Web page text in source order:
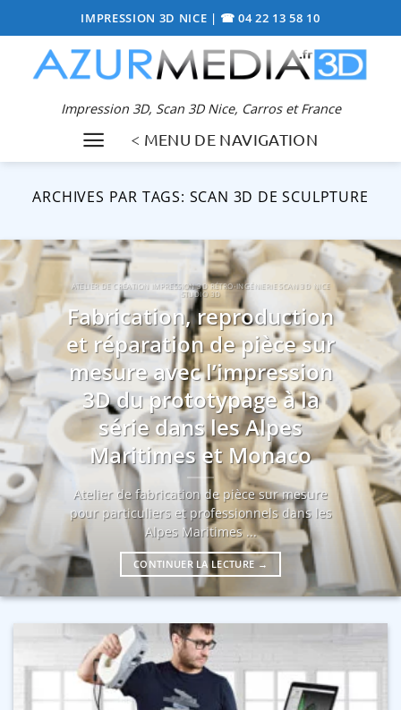
au
contenu
IMPRESSION 3D NICE | ☎ 04 22 13 58 10
Impression 3D, Scan 3D Nice, Carros et France
< MENU DE NAVIGATION
ARCHIVES PAR TAGS: SCAN 3D DE SCULPTURE
ATELIER DE CRÉATION IMPRESSION 3D RÉTRO-INGÉNIERIE SCAN 3D NICE
STUDIO 3D
Fabrication, reproduction
et réparation de pièce sur
mesure avec l’impression
3D du prototypage à la
série dans les Alpes
Maritimes et Monaco
Atelier de fabrication de pièce sur mesure
pour particuliers et professionnels dans les
Alpes Maritimes ...
CONTINUER LA LECTURE →